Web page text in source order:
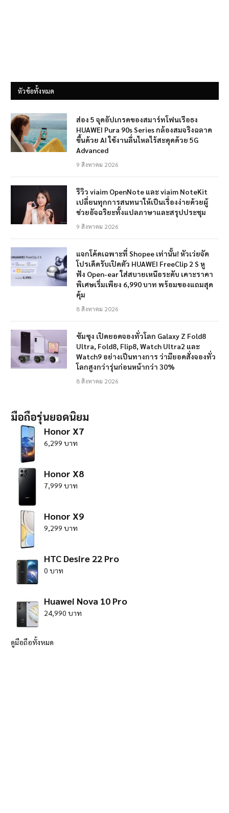
หัวข้อทั้งหมด
ส่อง 5 จุดอัปเกรดของสมาร์ทโฟนเรือธง
HUAWEI Pura 90s Series กล้องสมจริงฉลาด
ขึ้นด้วย AI ใช้งานลื่นไหลไร้สะดุดด้วย 5G
Advanced
9 สิงหาคม 2026
รีวิว viaim OpenNote และ viaim NoteKit
เปลี่ยนทุกการสนทนาให้เป็นเรื่องง่ายด้วยผู้
ช่วยอัจฉริยะทั้งแปลภาษาและสรุปประชุม
9 สิงหาคม 2026
แจกโค้ดเฉพาะที่ Shopee เท่านั้น! หัวเว่ยจัด
โปรเด็ดรับเปิดตัว HUAWEI FreeClip 2 S หู
ฟัง Open-ear ใส่สบายเหนือระดับ เคาะราคา
พิเศษเริ่มเพียง 6,990 บาท พร้อมของแถมสุด
คุ้ม
8 สิงหาคม 2026
ซัมซุง เปิดยอดจองทั่วโลก Galaxy Z Fold8
Ultra, Fold8, Flip8, Watch Ultra2 และ
Watch9 อย่างเป็นทางการ ว่ามียอดสั่งจองทั่ว
โลกสูงกว่ารุ่นก่อนหน้ากว่า 30%
8 สิงหาคม 2026
มือถือรุ่นยอดนิยม
Honor X7
6,299 บาท
Honor X8
7,999 บาท
Honor X9
9,299 บาท
HTC Desire 22 Pro
0 บาท
Huawei Nova 10 Pro
24,990 บาท
ดูมือถือทั้งหมด